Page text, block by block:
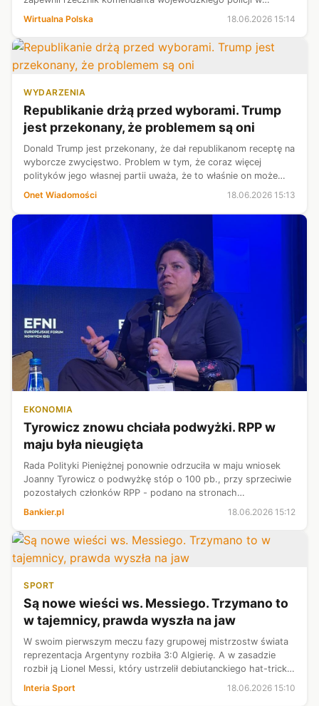
Lublinie podinsp. Andrzej Fijołek, mówiąc o zatrzymanym w
Wirtualna Polska 18.06.2026 15:14
WYDARZENIA
Republikanie drżą przed wyborami. Trump
jest przekonany, że problemem są oni
Donald Trump jest przekonany, że dał republikanom receptę na
wyborcze zwycięstwo. Problem w tym, że coraz więcej
polityków jego własnej partii uważa, że to właśnie on może
pozbawić ich większości w Kongresie.
Onet Wiadomości 18.06.2026 15:13
EKONOMIA
Tyrowicz znowu chciała podwyżki. RPP w
maju była nieugięta
Rada Polityki Pieniężnej ponownie odrzuciła w maju wniosek
Joanny Tyrowicz o podwyżkę stóp o 100 pb., przy sprzeciwie
pozostałych członków RPP - podano na stronach
Narodowego Banku Polskiego.
Bankier.pl 18.06.2026 15:12
SPORT
Są nowe wieści ws. Messiego. Trzymano to
w tajemnicy, prawda wyszła na jaw
W swoim pierwszym meczu fazy grupowej mistrzostw świata
reprezentacja Argentyny rozbiła 3:0 Algierię. A w zasadzie
rozbił ją Lionel Messi, który ustrzelił debiutanckiego hat-tricka
na mundialu. 38-latek przystąpił do turnieju w wybitnej formie.
Interia Sport 18.06.2026 15:10